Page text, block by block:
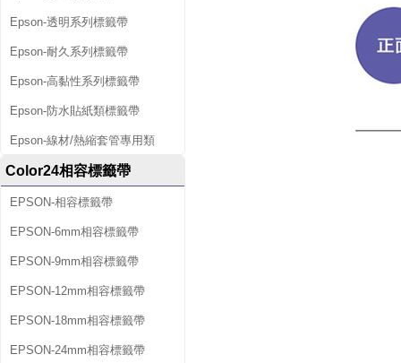
Epson-透明系列標籤帶
Epson-耐久系列標籤帶
Epson-高黏性系列標籤帶
Epson-防水貼紙類標籤帶
Epson-線材/熱縮套管專用類
Color24相容標籤帶
EPSON-相容標籤帶
EPSON-6mm相容標籤帶
EPSON-9mm相容標籤帶
EPSON-12mm相容標籤帶
EPSON-18mm相容標籤帶
EPSON-24mm相容標籤帶